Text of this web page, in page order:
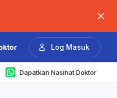
Log Masuk
Dapatkan Nasihat Doktor